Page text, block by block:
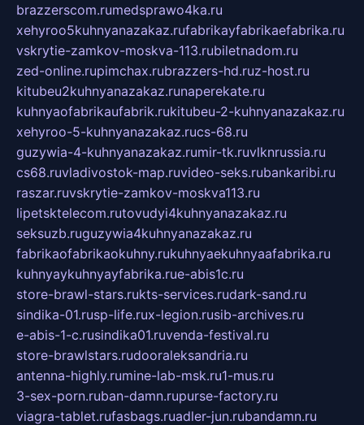
brazzerscom.rumedsprawo4ka.ru
xehyroo5kuhnyanazakaz.rufabrikayfabrikaefabrika.ru
vskrytie-zamkov-moskva-113.rubiletnadom.ru
zed-online.rupimchax.rubrazzers-hd.ruz-host.ru
kitubeu2kuhnyanazakaz.runaperekate.ru
kuhnyaofabrikaufabrik.rukitubeu-2-kuhnyanazakaz.ru
xehyroo-5-kuhnyanazakaz.rucs-68.ru
guzywia-4-kuhnyanazakaz.rumir-tk.ruvlknrussia.ru
cs68.ruvladivostok-map.ruvideo-seks.rubankaribi.ru
raszar.ruvskrytie-zamkov-moskva113.ru
lipetsktelecom.rutovudyi4kuhnyanazakaz.ru
seksuzb.ruguzywia4kuhnyanazakaz.ru
fabrikaofabrikaokuhny.rukuhnyaekuhnyaafabrika.ru
kuhnyaykuhnyayfabrika.rue-abis1c.ru
store-brawl-stars.rukts-services.rudark-sand.ru
sindika-01.rusp-life.rux-legion.rusib-archives.ru
e-abis-1-c.rusindika01.ruvenda-festival.ru
store-brawlstars.rudooraleksandria.ru
antenna-highly.rumine-lab-msk.ru1-mus.ru
3-sex-porn.ruban-damn.rupurse-factory.ru
viagra-tablet.rufasbags.ruadler-jun.rubandamn.ru